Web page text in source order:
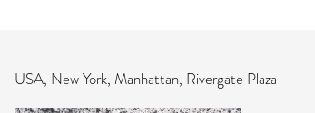
USA, New York, Manhattan, Rivergate Plaza